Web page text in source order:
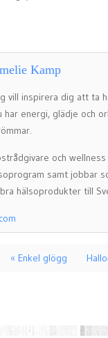
Kamp
vill inspirera dig att ta
har energi, glädje och
och
samt jobbar
hälsoprodukter till
« Enkel glögg